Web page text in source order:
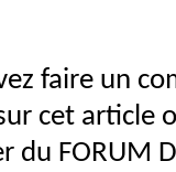
faire un
cet article
du FORUM